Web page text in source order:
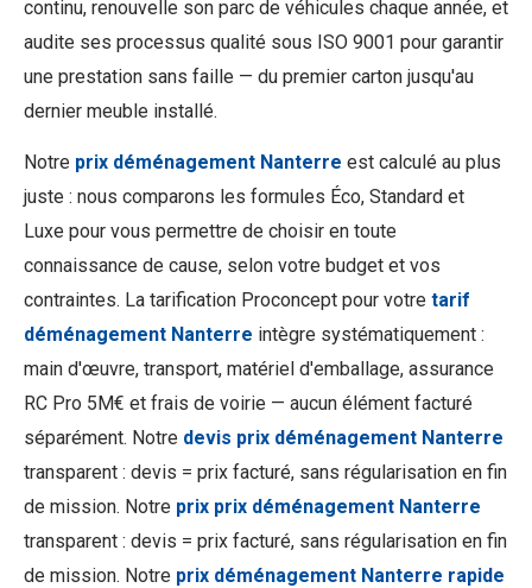
continu, renouvelle son parc de véhicules chaque année, et
audite ses processus qualité sous ISO 9001 pour garantir
une prestation sans faille — du premier carton jusqu'au
dernier meuble installé.
Notre prix déménagement Nanterre est calculé au plus
juste : nous comparons les formules Éco, Standard et
Luxe pour vous permettre de choisir en toute
connaissance de cause, selon votre budget et vos
contraintes. La tarification Proconcept pour votre tarif
déménagement Nanterre intègre systématiquement :
main d'œuvre, transport, matériel d'emballage, assurance
RC Pro 5M€ et frais de voirie — aucun élément facturé
séparément. Notre devis prix déménagement Nanterre
transparent : devis = prix facturé, sans régularisation en fin
de mission. Notre prix prix déménagement Nanterre
transparent : devis = prix facturé, sans régularisation en fin
de mission. Notre prix déménagement Nanterre rapide